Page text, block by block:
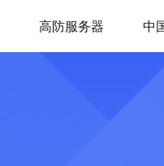
高防服务器 中